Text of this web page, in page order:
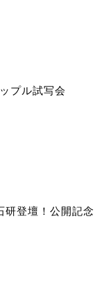
プル試写会
研登壇！公開記念